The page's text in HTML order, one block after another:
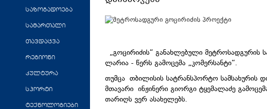
საზოგადოება
სამართალი
თავდაცვა
რეგიონი
კულტურა
სპორტი
ტექნოლოგიები
„გოცირიძის“ განახლებული
ლარია - წერს გამოცემა „კომერსანტი“.
თუმცა თბილისის სატრანსპორტო სამსახურის
მთავარი ინჟინერი გიორგი ტყემალაძე
თარიღს ვერ ასახელებს.